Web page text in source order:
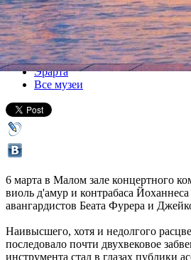
06 марта 2016, воскресенье,20.00
Версия для печати
Все концерты
Эрарта
Все музеи
6 марта в Малом зале концертного
виоль д'амур и контрабаса
авангардистов Беата Фурера и
Наивысшего, хотя и недолгого
последовало почти двухвековое
инструмента стал в глазах публики